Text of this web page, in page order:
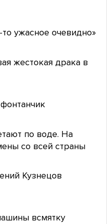
ужасное очевидно»
жестокая драка в
по воде. На
со всей страны
Кузнецов
всмятку